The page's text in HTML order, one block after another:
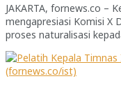
JAKARTA, fornews.co –
mengapresiasi Komisi X
proses naturalisasi